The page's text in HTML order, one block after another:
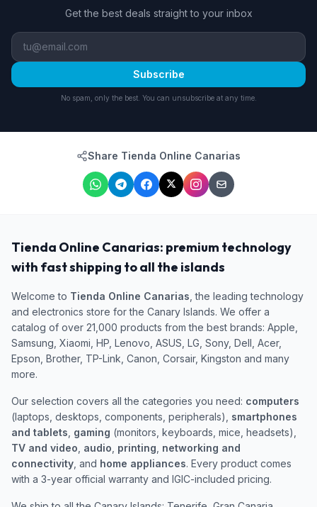
Get the best deals straight to your inbox
Subscribe
No spam, only the best. You can unsubscribe at any time.
Share Tienda Online Canarias
Tienda Online Canarias: premium technology
with fast shipping to all the islands
Welcome to Tienda Online Canarias , the leading technology
and electronics store for the Canary Islands. We offer a
catalog of over 21,000 products from the best brands: Apple,
Samsung, Xiaomi, HP, Lenovo, ASUS, LG, Sony, Dell, Acer,
Epson, Brother, TP-Link, Canon, Corsair, Kingston and many
more.
Our selection covers all the categories you need: computers
(laptops, desktops, components, peripherals), smartphones
and tablets gaming (monitors, keyboards, mice, headsets),
TV and video audio printing networking and
connectivity , and home appliances. Every product comes
with a 3-year official warranty and IGIC-included pricing.